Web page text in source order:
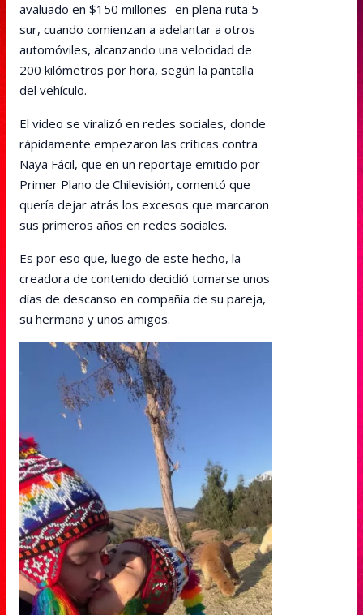
avaluado en $150 millones- en plena ruta 5
sur, cuando comienzan a adelantar a otros
automóviles, alcanzando una velocidad de
200 kilómetros por hora, según la pantalla
del vehículo.
El video se viralizó en redes sociales, donde
rápidamente empezaron las críticas contra
Naya Fácil, que en un reportaje emitido por
Primer Plano de Chilevisión, comentó que
quería dejar atrás los excesos que marcaron
sus primeros años en redes sociales.
Es por eso que, luego de este hecho, la
creadora de contenido decidió tomarse unos
días de descanso en compañía de su pareja,
su hermana y unos amigos.